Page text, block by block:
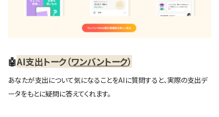
🤖AI支出トーク（ワンバントーク）
あなたが支出について気になることをAIに質問すると、実際の支出デ
ータをもとに疑問に答えてくれます。